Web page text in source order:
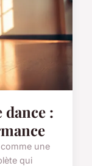
:
une
qui